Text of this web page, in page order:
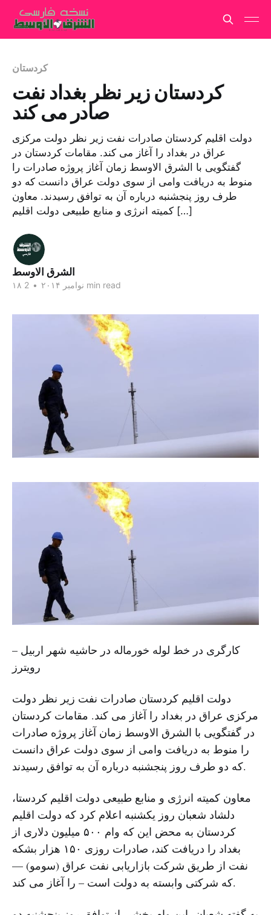
کردستان
کردستان زیر نظر بغداد نفت
صادر می کند
دولت اقلیم کردستان صادرات نفت زیر نظر دولت مرکزی
عراق در بغداد را آغاز می کند. مقامات کردستان در
گفتگویی با الشرق الاوسط زمان آغاز پروژه صادرات را
منوط به دریافت وامی از سوی دولت عراق دانست که دو
طرف روز پنجشنبه درباره آن به توافق رسیدند. معاون
کمیته انرژی و منابع طبیعی دولت اقلیم […]
الشرق الاوسط
۱۸ نوامبر ۲۰۱۴ • 2 min read
کارگری در خط لوله خورماله در حاشیه شهر اربیل –
رویترز
دولت اقلیم کردستان صادرات نفت زیر نظر دولت
مرکزی عراق در بغداد را آغاز می کند. مقامات کردستان
در گفتگویی با الشرق الاوسط زمان آغاز پروژه صادرات
را منوط به دریافت وامی از سوی دولت عراق دانست
که دو طرف روز پنجشنبه درباره آن به توافق رسیدند.
معاون کمیته انرژی و منابع طبیعی دولت اقلیم کردستا،
دلشاد شعبان روز یکشنبه اعلام کرد که دولت اقلیم
کردستان به محض این که وام ۵۰۰ میلیون دلاری از
بغداد را دریافت کند، صادرات روزی ۱۵۰ هزار بشکه
نفت از طریق شرکت بازاریابی نفت عراق (سومو) —
که شرکتی وابسته به دولت است – را آغاز می کند.